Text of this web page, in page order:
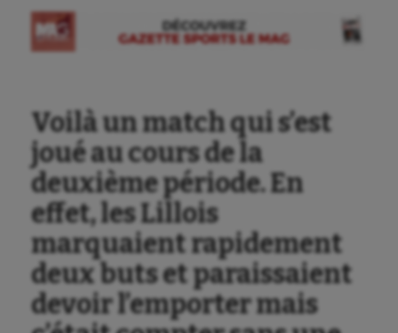
Voilà un match qui s’est
joué au cours de la
deuxième période. En
effet, les Lillois
marquaient rapidement
deux buts et paraissaient
devoir l’emporter mais